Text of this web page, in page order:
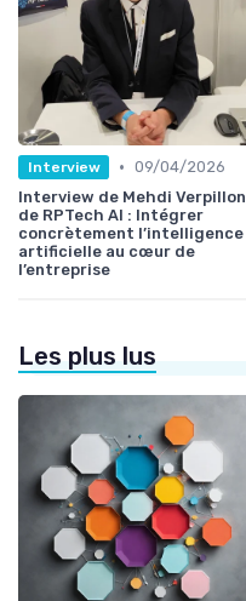
Interview • 09/04/2026
Interview de Mehdi Verpillon
de RPTech AI : Intégrer
concrètement l’intelligence
artificielle au cœur de
l’entreprise
Les plus lus